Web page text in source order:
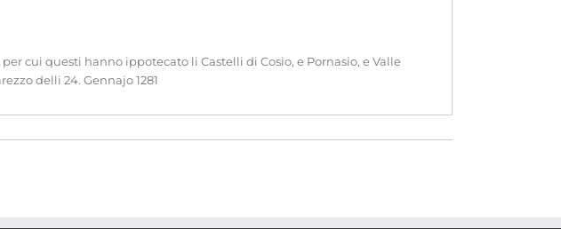
cui questi hanno ippotecato li Castelli di Cosio, e Pornasio, e Valle
delli 24. Gennajo 1281